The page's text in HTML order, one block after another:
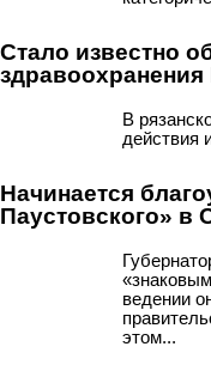
Стало известно
здравоохранения
В
действия
Начинается
Паустовского» в
ведении
этом...